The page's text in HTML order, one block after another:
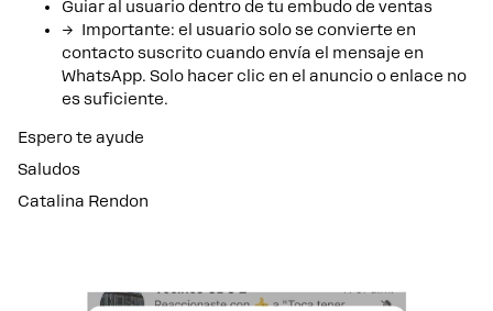
Guiar al usuario dentro de tu embudo de ventas
→ Importante: el usuario solo se convierte en
contacto suscrito cuando envía el mensaje en
WhatsApp. Solo hacer clic en el anuncio o enlace no
es suficiente.
Espero te ayude
Saludos
Catalina Rendon